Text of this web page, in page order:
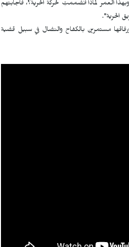
تم سؤالها "أنتِ وبهذا العمر لماذا انضممتِ لحركة الحرية؟، فأجابتهم
الحرية".
هي ورفيقاتها ورفاقها مستمرين بالكفاح والنضال في سبيل قضية